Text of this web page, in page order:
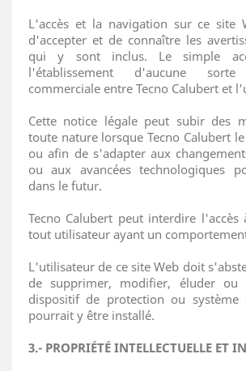
L'accès et la navigation sur ce site
d'accepter et de connaître les
qui y sont inclus. Le simple
l'établissement d'aucune
commerciale entre Tecno Calubert et
Cette notice légale peut subir des
toute nature lorsque Tecno Calubert
ou afin de s'adapter aux
ou aux avancées technologiques
dans le futur.
Tecno Calubert peut interdire l'accès
tout utilisateur ayant un
L'utilisateur de ce site Web doit
de supprimer, modifier, éluder ou
dispositif de protection ou système
pourrait y être installé.
3.- PROPRIÉTÉ INTELLECTUELLE ET